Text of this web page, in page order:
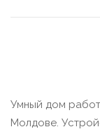
Умный дом
Молдове.